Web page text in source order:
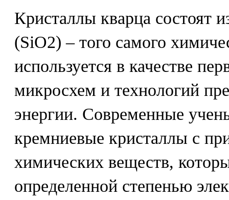
Кристаллы кварца состоят
(SiO2) – того самого
используется в качестве
микросхем и технологий
энергии. Современные
кремниевые кристаллы с
химических веществ,
определенной степенью